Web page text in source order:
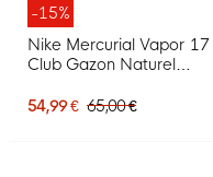
-15%
Nike Mercurial Vapor 17
Club Gazon Naturel
Chaussures de Foot (MG)
54,99 € 65,00 €